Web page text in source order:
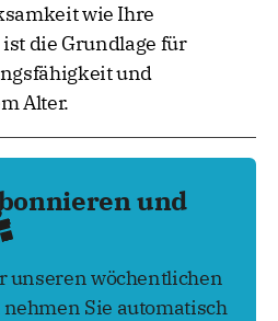
wie Ihre
die Grundlage für
und
Alter.
und
unseren wöchentlichen
Sie automatisch